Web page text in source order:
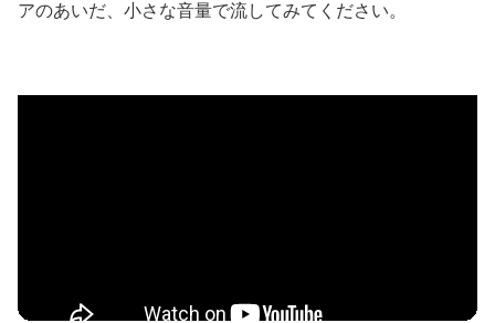
アのあいだ、小さな音量で流してみてください。